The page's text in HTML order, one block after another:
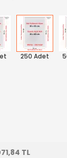
250 Adet
TL